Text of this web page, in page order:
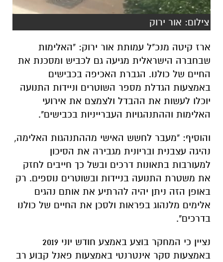
צילום: אור ירוק
ארז קיטה מנכ"ל עמותת אור ירוק: "האלימות
שבחברה הישראלית מגיעה גם לכביש ומסכנת את
החיים של כולנו. הגברת האכיפה בכבישים
באמצעות הגדלת מספר השוטרים וניידות התנועה
יוכלו לעשות את ההבדל ולצמצם את אירועי
האלימות וההתנהגויות העברייניות בכבישים".
והוסיף: "מעבר לחשש האישי מההתנהגות האלימה,
נהיגה עצבנית ובריונית מגבירה את הסיכון
למעורבות בתאונות דרכים ובשל כך חייבים לחזק
את משטרת התנועה בניידות ובשוטרים נוספים. רק
באופן הזה ניתן יהיה להרתיע את אותם נהגים
אלימים מלנהוג בפראות ולסכן את החיים של כולנו
בדרכים".
נציין כי המחקר בוצע באמצע חודש יוני 2019
באמצעות סקר אינטרנטי באמצעות פאנל קבוע רב